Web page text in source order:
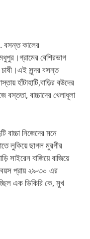
কালের
বেশিরভাগ
চাষী।এই সুন্দর বসন্ত
হাঁটাহাটি,বাড়ির বউদের
বাচ্চাদের খেলাধূলা
নিজেদের মনে
লুকিয়ে ছাগল মুরগীর
সাইরেন বাজিয়ে বাজিয়ে
বয়স প্রায় ২৯-৩০ এর
এক ভিকিরি কে, মুখ